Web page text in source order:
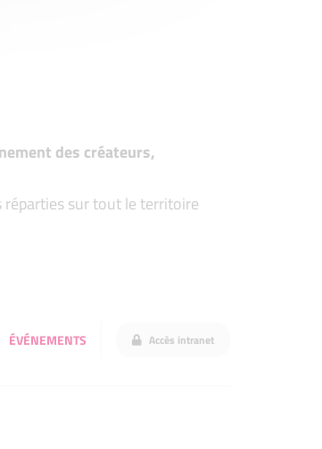
des créateurs,
sur tout le territoire
ÉVÉNEMENTS Accès intranet